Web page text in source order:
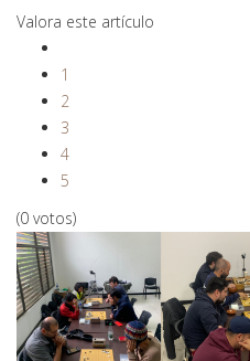
Valora este artículo
1
2
3
4
5
(0 votos)